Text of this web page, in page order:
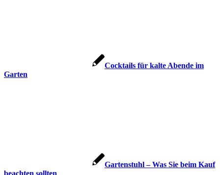
Cocktails für kalte Abende im
Garten
Gartenstuhl – Was Sie beim Kauf
beachten sollten